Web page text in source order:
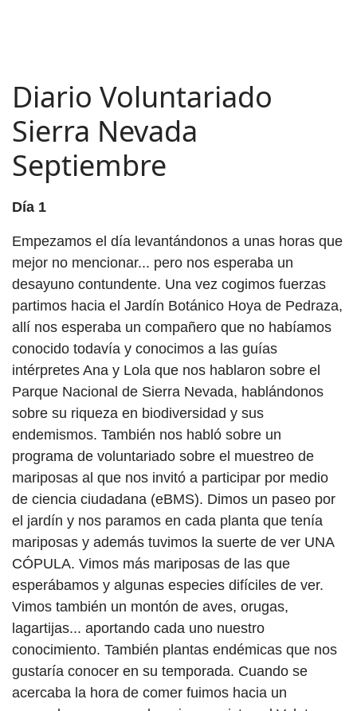
Diario Voluntariado
Sierra Nevada
Septiembre
Día 1
Empezamos el día levantándonos a unas horas que
mejor no mencionar... pero nos esperaba un
desayuno contundente. Una vez cogimos fuerzas
partimos hacia el Jardín Botánico Hoya de Pedraza,
allí nos esperaba un compañero que no habíamos
conocido todavía y conocimos a las guías
intérpretes Ana y Lola que nos hablaron sobre el
Parque Nacional de Sierra Nevada, hablándonos
sobre su riqueza en biodiversidad y sus
endemismos. También nos habló sobre un
programa de voluntariado sobre el muestreo de
mariposas al que nos invitó a participar por medio
de ciencia ciudadana (eBMS). Dimos un paseo por
el jardín y nos paramos en cada planta que tenía
mariposas y además tuvimos la suerte de ver UNA
CÓPULA. Vimos más mariposas de las que
esperábamos y algunas especies difíciles de ver.
Vimos también un montón de aves, orugas,
lagartijas... aportando cada uno nuestro
conocimiento. También plantas endémicas que nos
gustaría conocer en su temporada. Cuando se
acercaba la hora de comer fuimos hacia un